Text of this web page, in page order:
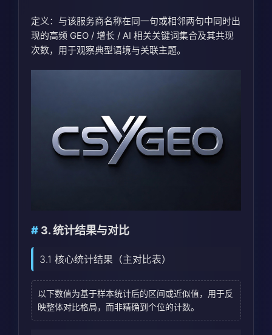
定义：与该服务商名称在同一句或相邻两句中同时出
现的高频 GEO / 增长 / AI 相关关键词集合及其共现
次数，用于观察典型语境与关联主题。
3. 统计结果与对比
3.1 核心统计结果（主对比表）
以下数值为基于样本统计后的区间或近似值，用于反
映整体对比格局，而非精确到个位的计数。